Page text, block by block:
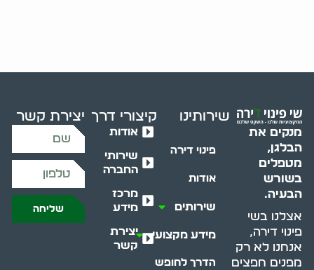
מנקים את
הבלגן,
מטפלים
בשורש
הבעיה.
אצלנו בשי
פינוי דירה,
אנחנו לא רק
מפנים חפצים
שירותינו
פינוי דירה
אודות
שירותים
מידע מקצועי
הדרך לחופש
קיצורי דרך
אודות
שירותי
החברה
מרכז
מידע
יצירת
קשר
יצירת קשר
שליחה